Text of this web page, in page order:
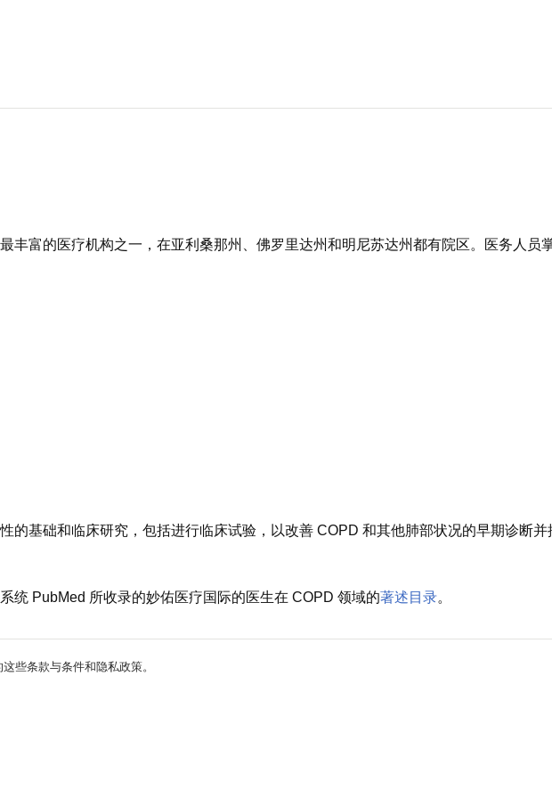
丰富的医疗机构之一，在亚利桑那州、佛罗里达州和明尼苏达州都有院区。医务人
的基础和临床研究，包括进行临床试验，以改善 COPD 和其他肺部状况的早期诊断并
统 PubMed 所收录的妙佑医疗国际的医生在 COPD 领域的著述目录。
些条款与条件和隐私政策。